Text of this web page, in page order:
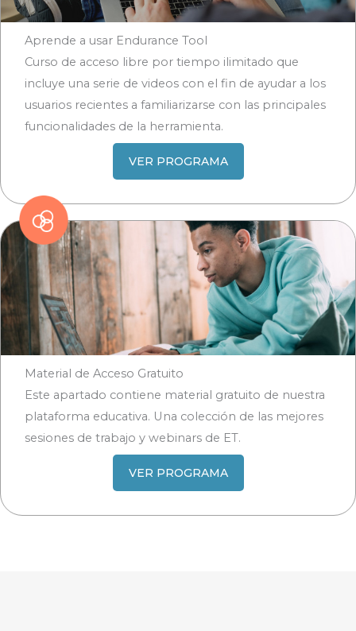
Aprende a usar Endurance Tool
Curso de acceso libre por tiempo ilimitado que
incluye una serie de videos con el fin de ayudar a los
usuarios recientes a familiarizarse con las principales
funcionalidades de la herramienta.
VER PROGRAMA
Material de Acceso Gratuito
Este apartado contiene material gratuito de nuestra
plataforma educativa. Una colección de las mejores
sesiones de trabajo y webinars de ET.
VER PROGRAMA